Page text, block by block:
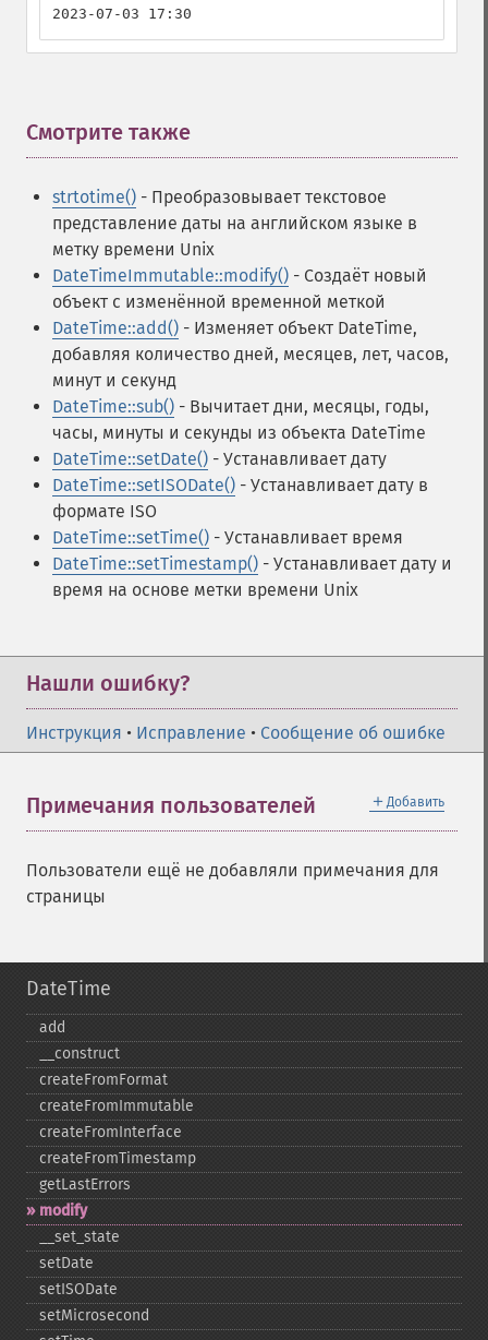
2023-07-03 17:30
Смотрите также
strtotime() - Преобразовывает текстовое
представление даты на английском языке в
метку времени Unix
DateTimeImmutable::modify() - Создаёт новый
объект с изменённой временной меткой
DateTime::add() - Изменяет объект DateTime,
добавляя количество дней, месяцев, лет, часов,
минут и секунд
DateTime::sub() - Вычитает дни, месяцы, годы,
часы, минуты и секунды из объекта DateTime
DateTime::setDate() - Устанавливает дату
DateTime::setISODate() - Устанавливает дату в
формате ISO
DateTime::setTime() - Устанавливает время
DateTime::setTimestamp() - Устанавливает дату и
время на основе метки времени Unix
Нашли ошибку?
Инструкция • Исправление • Сообщение об ошибке
＋ Добавить
Примечания пользователей
Пользователи ещё не добавляли примечания для
страницы
DateTime
add
_​_​construct
createFromFormat
createFromImmutable
createFromInterface
createFromTimestamp
getLastErrors
modify
_​_​set_​state
setDate
setISODate
setMicrosecond